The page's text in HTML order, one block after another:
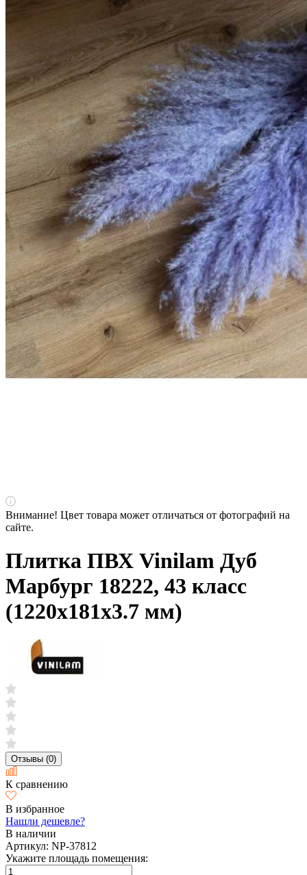
Внимание! Цвет товара может отличаться от фотографий на
сайте.
Плитка ПВХ Vinilam Дуб
Марбург 18222, 43 класс
(1220х181х3.7 мм)
Отзывы (0)
К сравнению
В избранное
Нашли дешевле?
В наличии
Артикул: NP-37812
Укажите площадь помещения: